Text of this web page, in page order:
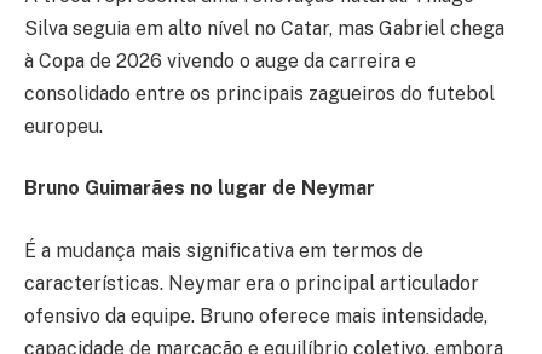
Silva seguia em alto nível no Catar, mas Gabriel chega
à Copa de 2026 vivendo o auge da carreira e
consolidado entre os principais zagueiros do futebol
europeu.
Bruno Guimarães no lugar de Neymar
É a mudança mais significativa em termos de
características. Neymar era o principal articulador
ofensivo da equipe. Bruno oferece mais intensidade,
capacidade de marcação e equilíbrio coletivo, embora